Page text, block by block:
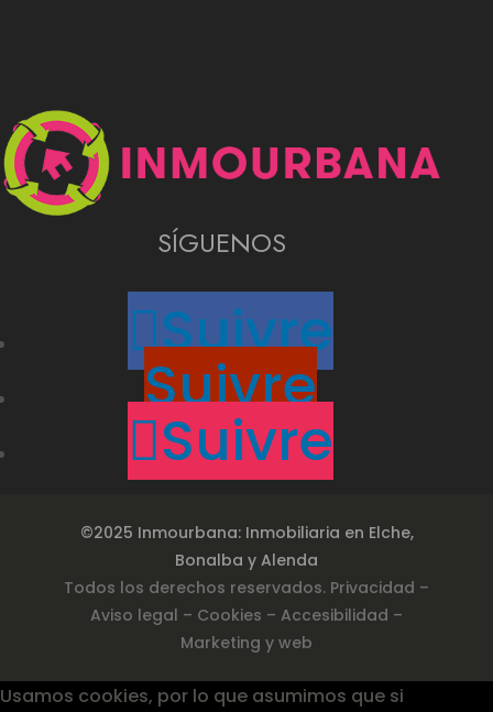
SÍGUENOS
Suivre
Suivre
Suivre
©2025 Inmourbana: Inmobiliaria en Elche,
Bonalba y Alenda
Todos los derechos reservados. Privacidad –
Aviso legal – Cookies – Accesibilidad –
Marketing y web
Usamos cookies, por lo que asumimos que si